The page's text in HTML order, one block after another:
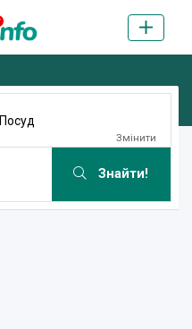
Посуд
Змінити
Знайти!